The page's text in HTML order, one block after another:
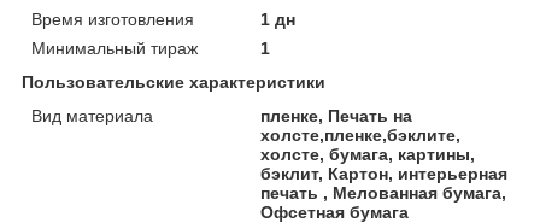
Время изготовления
1 дн
Минимальный тираж
1
Пользовательские характеристики
Вид материала
пленке, Печать на
холсте,пленке,бэклите,
холсте, бумага, картины,
бэклит, Картон, интерьерная
печать , Мелованная бумага,
Офсетная бумага